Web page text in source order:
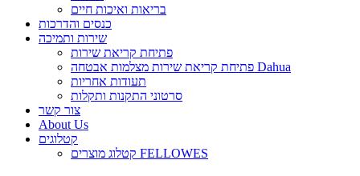
בריאות ואיכות חיים
כנסים והדרכות
שירות ותמיכה
פתיחת קריאת שירות
פתיחת קריאת שירות מצלמות אבטחה Dahua
תעודות אחריות
סרטוני התקנות ותקלות
צור קשר
About Us
קטלוגים
קטלוג מוצרים FELLOWES